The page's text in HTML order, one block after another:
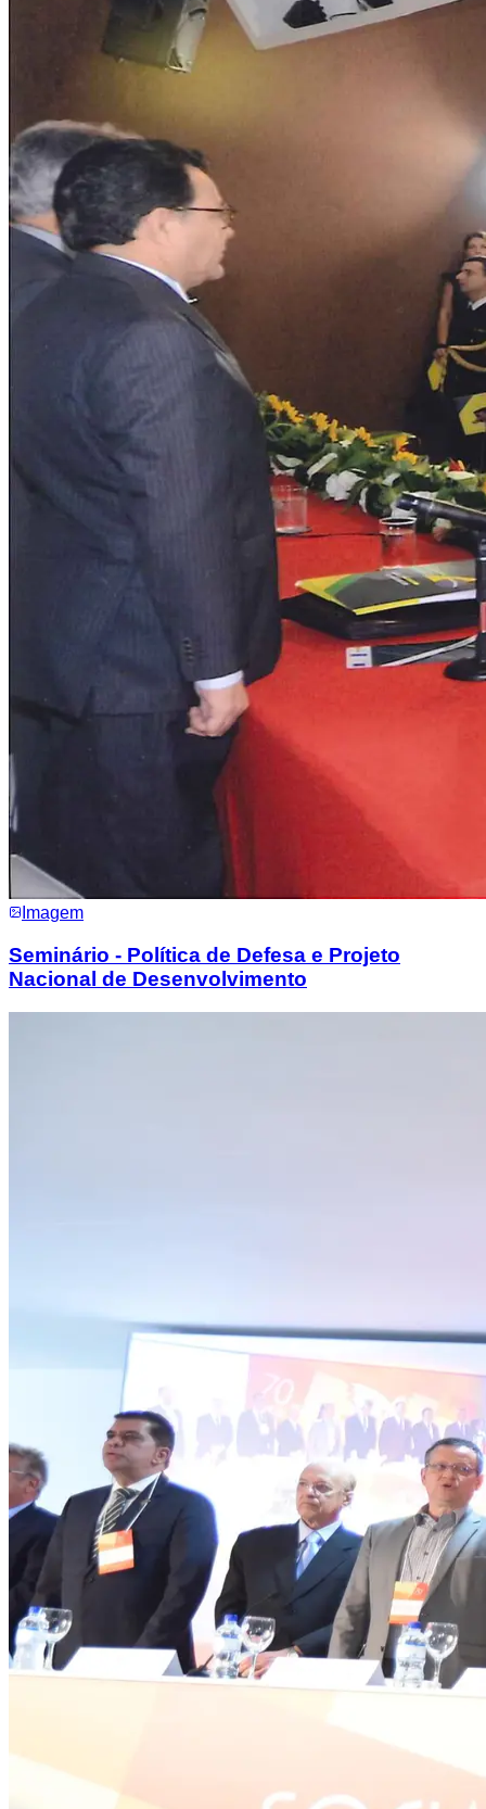
Imagem
Seminário - Política de Defesa e Projeto
Nacional de Desenvolvimento